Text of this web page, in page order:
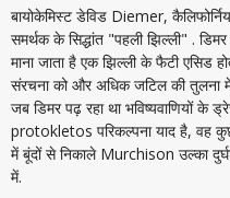
बायोकेमिस्ट डेविड Diemer,
समर्थक के सिद्धांत "पहली झिल्ली" .
माना जाता है एक झिल्ली के फैटी
संरचना को और अधिक जटिल की तुलना
जब डिमर पढ़ रहा था भविष्यवाणियों
protokletos परिकल्पना याद है, वह
में बूंदों से निकाले Murchison उल्का
में.